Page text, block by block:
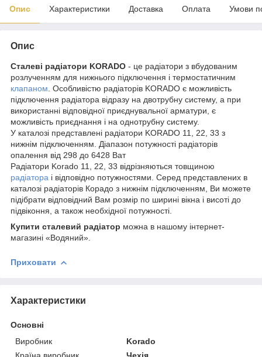
Опис Характеристики Доставка Оплата Умови
Опис
Сталеві радіатори KORADO - це радіатори з вбудованим
розлученням для нижнього підключення і термостатичним
клапаном . Особливістю радіаторів KORADO є можливість
підключення радіатора відразу на двотрубну систему, а при
використанні відповідної приєднувальної арматури, є
можливість приєднання і на однотрубну систему.
У каталозі представлені радіатори KORADO 11, 22, 33 з
нижнім підключенням. Діапазон потужності радіаторів
опалення від 298 до 6428 Ват
Радіатори Korado 11, 22, 33 відрізняються товщиною
радіатора і відповідно потужностями. Серед представлених в
каталозі радіаторів Корадо з нижнім підключенням, Ви можете
підібрати відповідний Вам розмір по ширині вікна і висоті до
підвіконня, а також необхідної потужності.
Купити сталевий радіатор можна в нашому інтернет-
магазині «Водяний».
Приховати
Характеристики
Основні
Виробник
Korado
Країна виробник
Чехія